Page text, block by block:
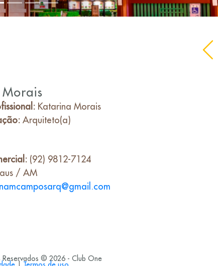
Katarina Morais
Arquiteto(a)
(92) 9812-7124
/ AM
Reservados © 2026 - Club One